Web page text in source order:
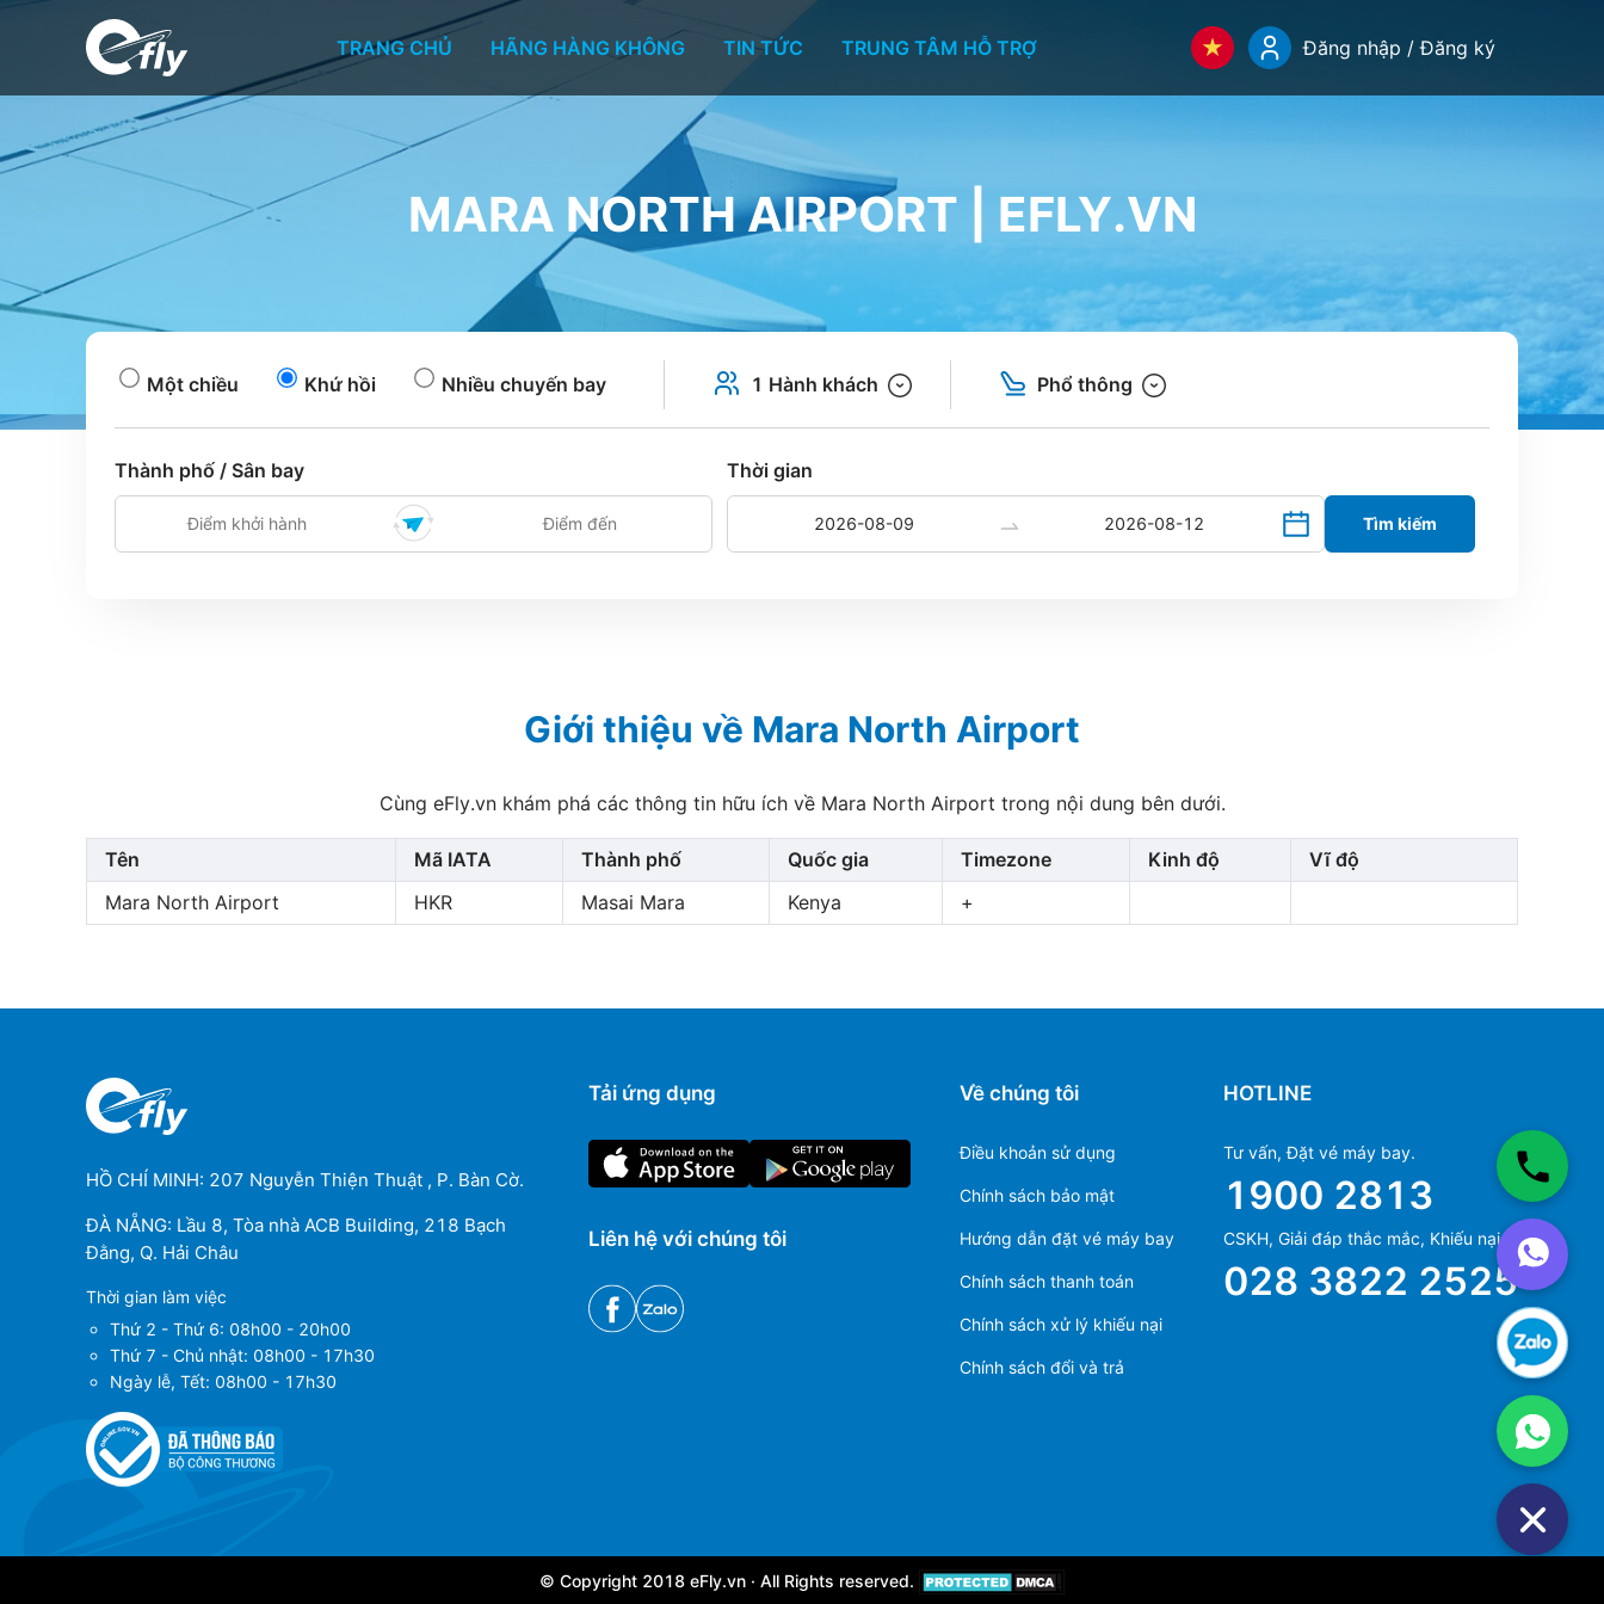
TRANG CHỦ HÃNG HÀNG KHÔNG TIN TỨC TRUNG TÂM HỖ TRỢ Đăng nhập / Đăng ký
MARA NORTH AIRPORT | EFLY.VN
Một chiều Khứ hồi Nhiều chuyến bay 1 Hành khách Phổ thông
Thành phố / Sân bay Thời gian
Tìm kiếm
Giới thiệu về Mara North Airport
Cùng eFly.vn khám phá các thông tin hữu ích về Mara North Airport trong nội dung bên dưới.
Tên Mã IATA Thành phố Quốc gia Timezone Kinh độ
Vĩ độ
Mara North Airport
HKR Masai Mara Kenya +
HỒ CHÍ MINH: 207 Nguyễn Thiện Thuật , P. Bàn Cờ.
ĐÀ NẴNG: Lầu 8, Tòa nhà ACB Building, 218 Bạch
Đằng, Q. Hải Châu
Thời gian làm việc
Thứ 2 - Thứ 6: 08h00 - 20h00
Thứ 7 - Chủ nhật: 08h00 - 17h30
Ngày lễ, Tết: 08h00 - 17h30
Tải ứng dụng
Liên hệ với chúng tôi
Về chúng tôi
Điều khoản sử dụng
Chính sách bảo mật
Hướng dẫn đặt vé máy bay
Chính sách thanh toán
Chính sách xử lý khiếu nại
Chính sách đổi và trả
HOTLINE
Tư vấn, Đặt vé máy bay.
1900 2813
CSKH, Giải đáp thắc mắc, Khiếu nại.
028 3822 2525
© Copyright 2018 eFly.vn · All Rights reserved.
Ms Hằng
(+84) 70 854 1213
Ms Huỳnh